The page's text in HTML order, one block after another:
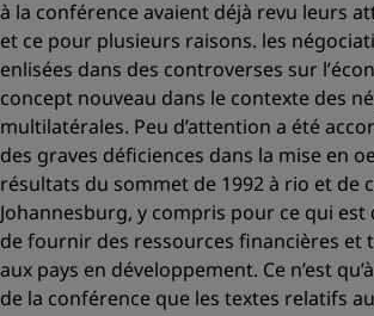
à la conférence avaient déjà revu leurs
et ce pour plusieurs raisons. les
enlisées dans des controverses sur l’
concept nouveau dans le contexte des
multilatérales. Peu d’attention a été
des graves déficiences dans la mise en
résultats du sommet de 1992 à rio et de
Johannesburg, y compris pour ce qui est
de fournir des ressources financières et
aux pays en développement. Ce n’est
de la conférence que les textes relatifs